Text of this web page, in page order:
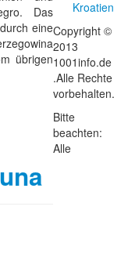
Das
eine
übrigen
Kroatien
Copyright ©
2013
1001info.de
.Alle Rechte
vorbehalten.
Bitte
beachten:
Alle